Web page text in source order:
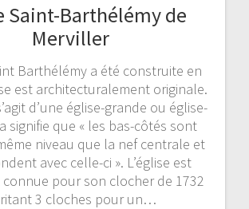
Saint-Barthélémy de
Merviller
Barthélémy a été construite en
est architecturalement originale.
d’une église-grande ou église-
signifie que « les bas-côtés sont
niveau que la nef centrale et
avec celle-ci ». L’église est
pour son clocher de 1732
3 cloches pour un…